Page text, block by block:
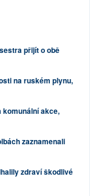
přijít o obě
na ruském plynu,
komunální akce,
zaznamenali
zdraví škodlivé